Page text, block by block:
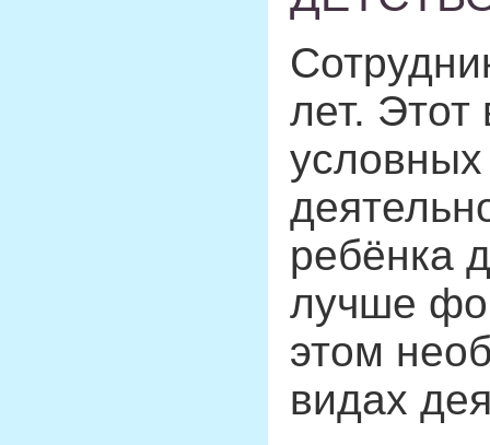
лет. Этот
ребёнка
лучше
этом
видах